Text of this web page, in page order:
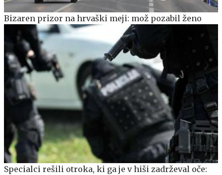
Bizaren prizor na hrvaški meji: mož pozabil ženo
Specialci rešili otroka, ki ga je v hiši zadrževal oče: